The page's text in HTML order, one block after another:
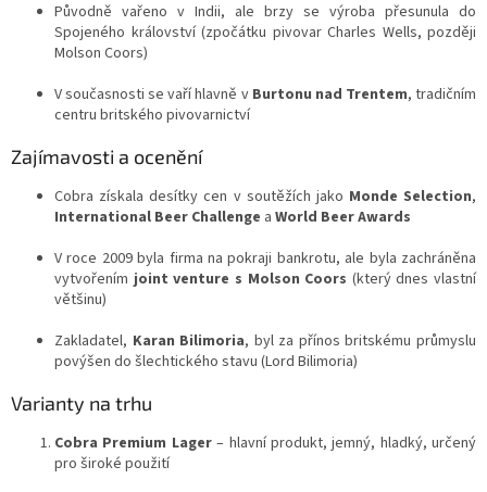
Původně vařeno v Indii, ale brzy se výroba přesunula do
Spojeného království (zpočátku pivovar Charles Wells, později
Molson Coors)
V současnosti se vaří hlavně v Burtonu nad Trentem, tradičním
centru britského pivovarnictví
Zajímavosti a ocenění
Cobra získala desítky cen v soutěžích jako Monde Selection,
International Beer Challenge a World Beer Awards
V roce 2009 byla firma na pokraji bankrotu, ale byla zachráněna
vytvořenímjoint venture s Molson Coors (který dnes vlastní
většinu)
Zakladatel, Karan Bilimoria, byl za přínos britskému průmyslu
povýšen do šlechtického stavu (Lord Bilimoria)
Varianty na trhu
Cobra Premium Lager– hlavní produkt, jemný, hladký, určený
pro široké použití